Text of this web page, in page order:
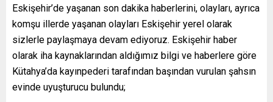
Eskişehir’de yaşanan son dakika haberlerini, olayları, ayrıca
komşu illerde yaşanan olayları Eskişehir yerel olarak
sizlerle paylaşmaya devam ediyoruz. Eskişehir haber
olarak iha kaynaklarından aldığımız bilgi ve haberlere göre
Kütahya’da kayınpederi tarafından başından vurulan şahsın
evinde uyuşturucu bulundu;